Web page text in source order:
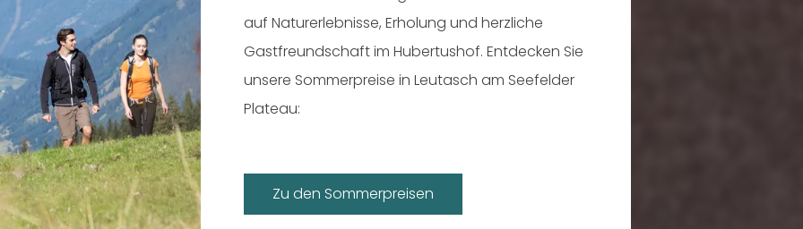
Hubertus
auf Naturerlebnisse, Erholung und herzliche
Gastfreundschaft im Hubertushof. Entdecken Sie
unsere Sommerpreise in Leutasch am Seefelder
Plateau:
Zu den Sommerpreisen